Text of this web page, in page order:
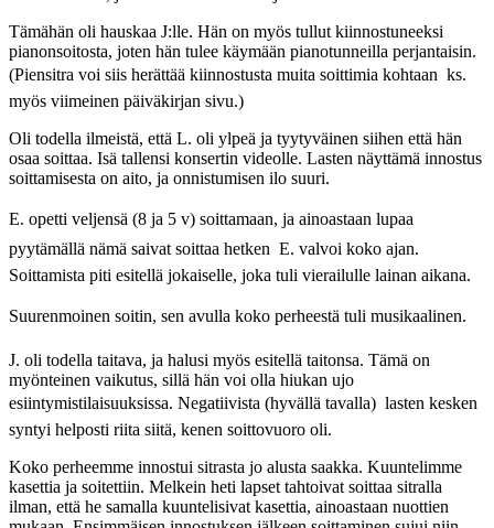
Tämähän oli hauskaa J:lle. Hän on myös tullut kiinnostuneeksi
pianonsoitosta, joten hän tulee käymään pianotunneilla perjantaisin.
(Piensitra voi siis herättää kiinnostusta muita soittimia kohtaan  ks.
myös viimeinen päiväkirjan sivu.)
Oli todella ilmeistä, että L. oli ylpeä ja tyytyväinen siihen että hän
osaa soittaa. Isä tallensi konsertin videolle. Lasten näyttämä innostus
soittamisesta on aito, ja onnistumisen ilo suuri.
E. opetti veljensä (8 ja 5 v) soittamaan, ja ainoastaan lupaa
pyytämällä nämä saivat soittaa hetken  E. valvoi koko ajan.
Soittamista piti esitellä jokaiselle, joka tuli vierailulle lainan aikana.
Suurenmoinen soitin, sen avulla koko perheestä tuli musikaalinen.
J. oli todella taitava, ja halusi myös esitellä taitonsa. Tämä on
myönteinen vaikutus, sillä hän voi olla hiukan ujo
esiintymistilaisuuksissa. Negatiivista (hyvällä tavalla)  lasten kesken
syntyi helposti riita siitä, kenen soittovuoro oli.
Koko perheemme innostui sitrasta jo alusta saakka. Kuuntelimme
kasettia ja soitettiin. Melkein heti lapset tahtoivat soittaa sitralla
ilman, että he samalla kuuntelisivat kasettia, ainoastaan nuottien